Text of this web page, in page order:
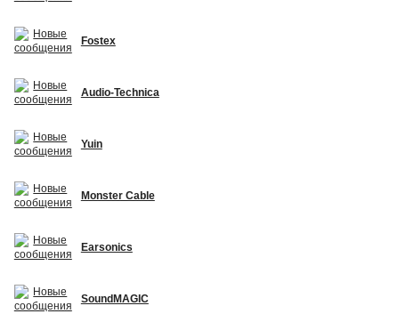
Fostex
Audio-Technica
Yuin
Monster Cable
Earsonics
SoundMAGIC